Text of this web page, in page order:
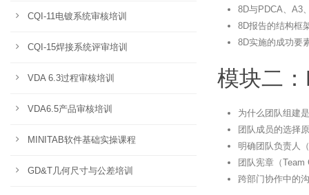
8D与PDCA、A3
8D报告的结构框
8D实施的成功要
模块二
为什么团队组建
团队成员的选择
明确团队负责人
团队宪章（Team
跨部门协作中的
CQI-11电镀系统审核培训
CQI-15焊接系统评审培训
VDA 6.3过程审核培训
VDA6.5产品审核培训
MINITAB软件基础实操课程
GD&T几何尺寸与公差培训